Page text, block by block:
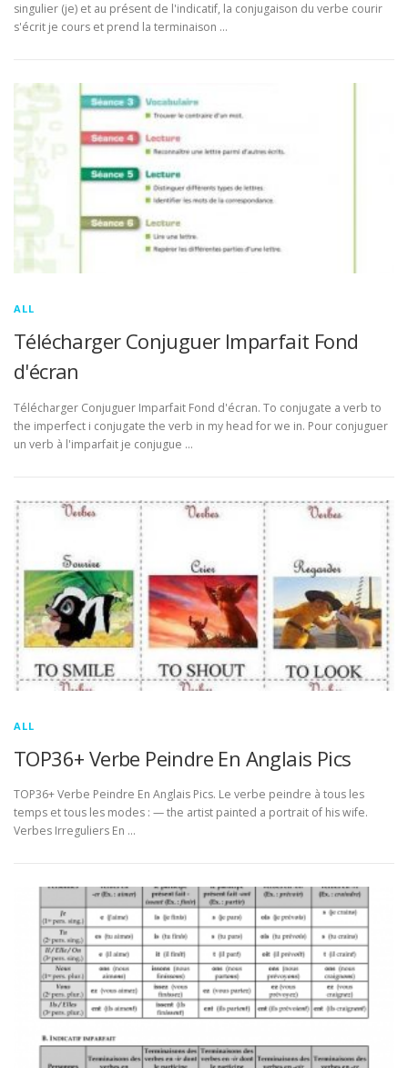
singulier (je) et au présent de l'indicatif, la conjugaison du verbe courir
s'écrit je cours et prend la terminaison …
ALL
Télécharger Conjuguer Imparfait Fond
d'écran
Télécharger Conjuguer Imparfait Fond d'écran. To conjugate a verb to
the imperfect i conjugate the verb in my head for we in. Pour conjuguer
un verb à l'imparfait je conjugue …
ALL
TOP36+ Verbe Peindre En Anglais Pics
TOP36+ Verbe Peindre En Anglais Pics. Le verbe peindre à tous les
temps et tous les modes : — the artist painted a portrait of his wife.
Verbes Irreguliers En …